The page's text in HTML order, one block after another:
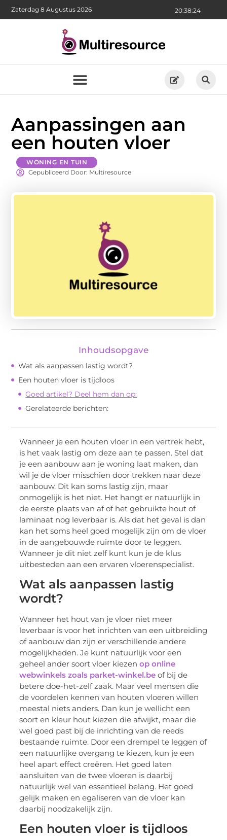
20:38:26
Zaterdag 8 Augustus 2026
Aanpassingen aan
een houten vloer
WONING EN TUIN
Gepubliceerd Door: Multiresource
Inhoudsopgave
Wat als aanpassen lastig wordt?
Een houten vloer is tijdloos
Goed artikel? Deel hem dan op:
Gerelateerde berichten:
Wanneer je een houten vloer in een vertrek hebt,
is het vaak lastig om deze aan te passen. Stel dat
je een aanbouw aan je woning laat maken, dan
wil je de vloer misschien door trekken naar deze
aanbouw. Dit kan soms lastig zijn, maar
onmogelijk is het niet. Het hangt er natuurlijk in
de eerste plaats van af of het gebruikte hout of
laminaat nog leverbaar is. Als dat het geval is dan
kan het soms heel goed mogelijk zijn om de vloer
in de aangebouwde ruimte door te leggen.
Wanneer je dit niet zelf kunt kun je de klus
uitbesteden aan een ervaren vloerenspecialist.
Wat als aanpassen lastig
wordt?
Wanneer het hout van je vloer niet meer
leverbaar is voor het inrichten van een uitbreiding
of aanbouw dan zijn er verschillende andere
mogelijkheden. Je kunt natuurlijk voor een
geheel ander soort vloer kiezenop online
webwinkels zoals parket-winkel.be of bij de
betere doe-het-zelf zaak. Maar veel mensen die
de voordelen kennen van houten vloeren willen
meestal niets anders. Dan kun je wellicht een
soort en kleur hout kiezen die afwijkt, maar die
wel goed past bij de inrichting van de reeds
bestaande ruimte. Door een drempel te leggen of
een natuurlijke overgang te kiezen, kun je een
heel apart effect creëren. Het goed laten
aansluiten van de twee vloeren is daarbij
natuurlijk wel van essentieel belang. Het goed
gelijk maken en egaliseren van de vloer kan
daarbij noodzakelijk zijn.
Een houten vloer is tijdloos